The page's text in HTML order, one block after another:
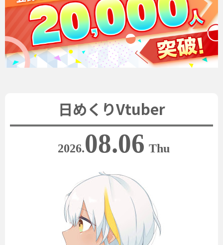
日めくりVtuber
2026.08.06 Thu